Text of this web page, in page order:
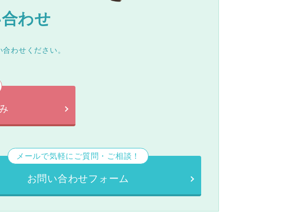
わせ
わせください。
メールで気軽にご質問・ご相談！
お問い合わせフォーム